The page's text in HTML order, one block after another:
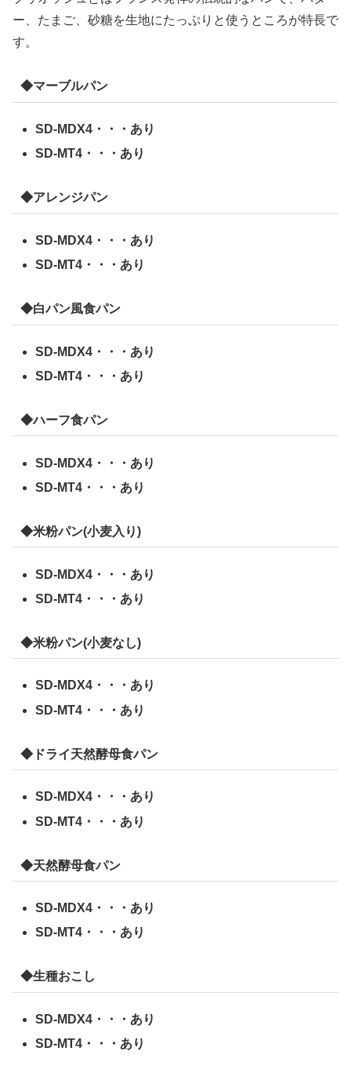
ー、たまご、砂糖を生地にたっぷりと使うところが特長で
す。
◆マーブルパン
SD-MDX4・・・あり
SD-MT4・・・あり
◆アレンジパン
SD-MDX4・・・あり
SD-MT4・・・あり
◆白パン風食パン
SD-MDX4・・・あり
SD-MT4・・・あり
◆ハーフ食パン
SD-MDX4・・・あり
SD-MT4・・・あり
◆米粉パン(小麦入り)
SD-MDX4・・・あり
SD-MT4・・・あり
◆米粉パン(小麦なし)
SD-MDX4・・・あり
SD-MT4・・・あり
◆ドライ天然酵母食パン
SD-MDX4・・・あり
SD-MT4・・・あり
◆天然酵母食パン
SD-MDX4・・・あり
SD-MT4・・・あり
◆生種おこし
SD-MDX4・・・あり
SD-MT4・・・あり